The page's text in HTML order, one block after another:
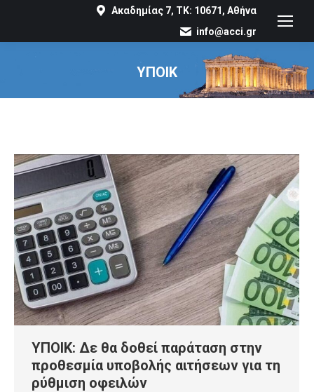
Ακαδημίας 7, ΤΚ: 10671, Αθήνα
info@acci.gr
ΥΠΟΙΚ
You are here:
ΥΠΟΙΚ: Δε θα δοθεί παράταση στην
προθεσμία υποβολής αιτήσεων για τη
ρύθμιση οφειλών